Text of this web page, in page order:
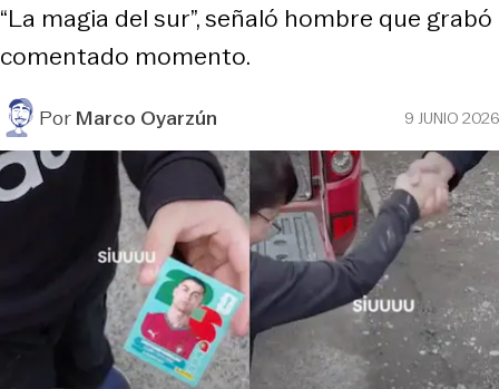
“La magia del sur”, señaló hombre que grabó
comentado momento.
PorMarco Oyarzún 9 JUNIO 2026